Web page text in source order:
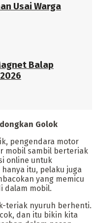
Usai Warga
Balap
Golok
pengendara motor
mobil sambil berteriak
online untuk
itu, pelaku juga
yang memicu
dalam mobil.
teriak nyuruh berhenti.
dan itu bikin kita